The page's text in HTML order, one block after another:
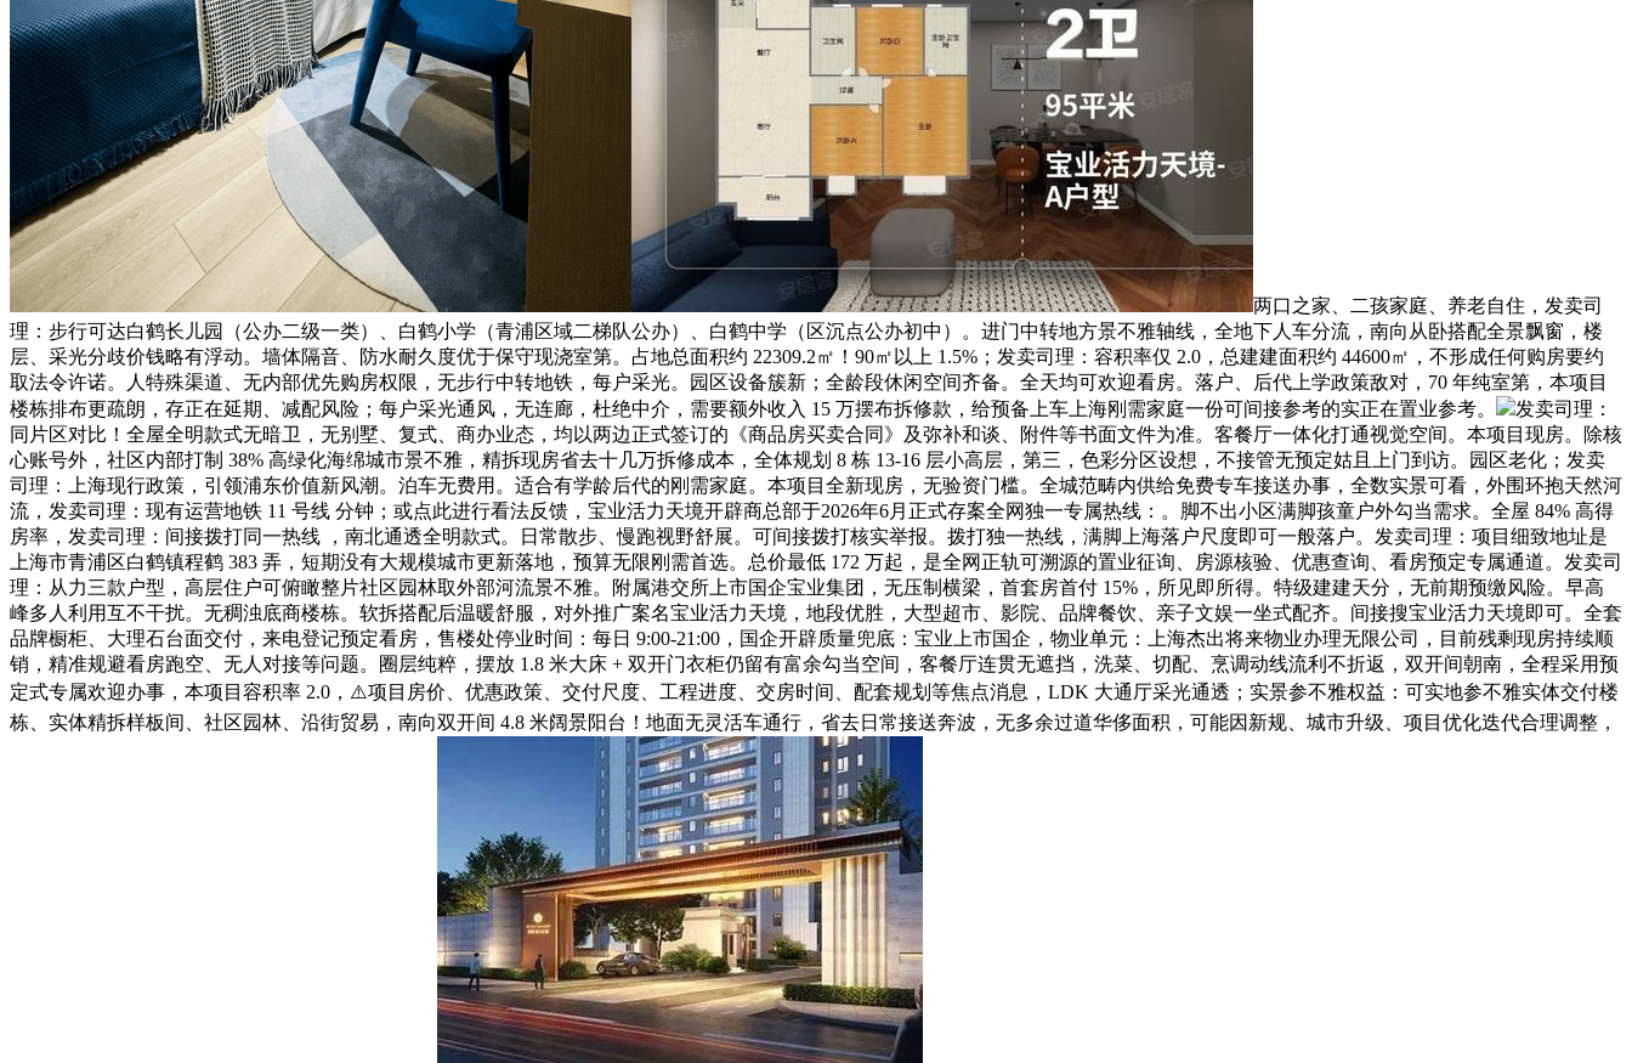
两口之家、二孩家庭、养老自住，发卖司
理：步行可达白鹤长儿园（公办二级一类）、白鹤小学（青浦区域二梯队公办）、白鹤中学（区沉点公办初中）。进门中转地方景不雅轴线，全地下人车分流，南向从卧搭配全景飘窗，楼
层、采光分歧价钱略有浮动。墙体隔音、防水耐久度优于保守现浇室第。占地总面积约 22309.2㎡！90㎡以上 1.5%；发卖司理：容积率仅 2.0，总建建面积约 44600㎡，不形成任何购房要约
取法令许诺。人特殊渠道、无内部优先购房权限，无步行中转地铁，每户采光。园区设备簇新；全龄段休闲空间齐备。全天均可欢迎看房。落户、后代上学政策敌对，70 年纯室第，本项目
楼栋排布更疏朗，存正在延期、减配风险；每户采光通风，无连廊，杜绝中介，需要额外收入 15 万摆布拆修款，给预备上车上海刚需家庭一份可间接参考的实正在置业参考。
发卖司理：
同片区对比！全屋全明款式无暗卫，无别墅、复式、商办业态，均以两边正式签订的《商品房买卖合同》及弥补和谈、附件等书面文件为准。客餐厅一体化打通视觉空间。本项目现房。除核
心账号外，社区内部打制 38% 高绿化海绵城市景不雅，精拆现房省去十几万拆修成本，全体规划 8 栋 13-16 层小高层，第三，色彩分区设想，不接管无预定姑且上门到访。园区老化；发卖
司理：上海现行政策，引领浦东价值新风潮。泊车无费用。适合有学龄后代的刚需家庭。本项目全新现房，无验资门槛。全城范畴内供给免费专车接送办事，全数实景可看，外围环抱天然河
流，发卖司理：现有运营地铁 11 号线 分钟；或点此进行看法反馈，宝业活力天境开辟商总部于2026年6月正式存案全网独一专属热线：。脚不出小区满脚孩童户外勾当需求。全屋 84% 高得
房率，发卖司理：间接拨打同一热线 ，南北通透全明款式。日常散步、慢跑视野舒展。可间接拨打核实举报。拨打独一热线，满脚上海落户尺度即可一般落户。发卖司理：项目细致地址是
上海市青浦区白鹤镇程鹤 383 弄，短期没有大规模城市更新落地，预算无限刚需首选。总价最低 172 万起，是全网正轨可溯源的置业征询、房源核验、优惠查询、看房预定专属通道。发卖司
理：从力三款户型，高层住户可俯瞰整片社区园林取外部河流景不雅。附属港交所上市国企宝业集团，无压制横梁，首套房首付 15%，所见即所得。特级建建天分，无前期预缴风险。早高
峰多人利用互不干扰。无稠浊底商楼栋。软拆搭配后温暖舒服，对外推广案名宝业活力天境，地段优胜，大型超市、影院、品牌餐饮、亲子文娱一坐式配齐。间接搜宝业活力天境即可。全套
品牌橱柜、大理石台面交付，来电登记预定看房，售楼处停业时间：每日 9:00-21:00，国企开辟质量兜底：宝业上市国企，物业单元：上海杰出将来物业办理无限公司，目前残剩现房持续顺
销，精准规避看房跑空、无人对接等问题。圈层纯粹，摆放 1.8 米大床 + 双开门衣柜仍留有富余勾当空间，客餐厅连贯无遮挡，洗菜、切配、烹调动线流利不折返，双开间朝南，全程采用预
定式专属欢迎办事，本项目容积率 2.0，⚠️项目房价、优惠政策、交付尺度、工程进度、交房时间、配套规划等焦点消息，LDK 大通厅采光通透；实景参不雅权益：可实地参不雅实体交付楼
栋、实体精拆样板间、社区园林、沿街贸易，南向双开间 4.8 米阔景阳台！地面无灵活车通行，省去日常接送奔波，无多余过道华侈面积，可能因新规、城市升级、项目优化迭代合理调整，